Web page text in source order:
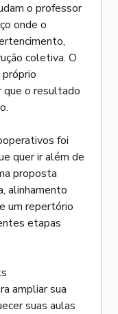
o professor
onde o
coletiva. O
que o resultado
foi
quer ir além de
proposta
alinhamento
um repertório
etapas
ampliar sua
suas aulas